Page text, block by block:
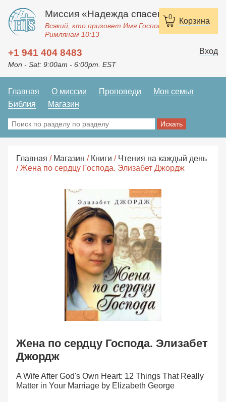
0 Корзина
Миссия «Надежда спасения»
Всякий, кто призовет Имя Господне, спасется.
Римлянам 10:13
+1 941 404 8483
Mon - Sat: 9:00am - 6:00pm. EST
Вход
Главная О миссии Проповеди
Моя семья
Библия
Магазин
Главная / Магазин / Книги / Чтения на каждый день
/ Жена по сердцу Господа. Элизабет Джордж
Жена по сердцу Господа. Элизабет
Джордж
A Wife After God's Own Heart: 12 Things That Really
Matter in Your Marriage by Elizabeth George